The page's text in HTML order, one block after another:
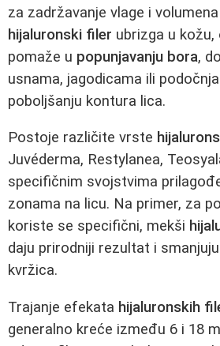
za zadržavanje vlage i
hijaluronski filer ubrizga u kožu,
pomaže u popunjavanju bora,
usnama, jagodicama ili
poboljšanju kontura lica.
Postoje različite vrste
Juvéderma, Restylanea,
specifičnim svojstvima
zonama na licu. Na primer, za
koriste se specifični, mekši
daju prirodniji rezultat i
kvržica.
Trajanje efekata hijaluronskih
generalno kreće između 6 i 18